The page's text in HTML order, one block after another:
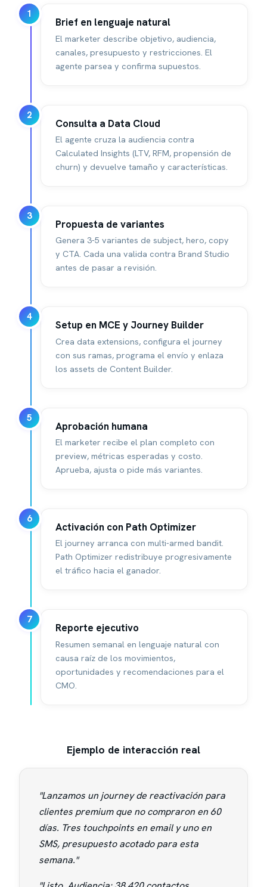
1
Brief en lenguaje natural
El marketer describe objetivo, audiencia,
canales, presupuesto y restricciones. El
agente parsea y confirma supuestos.
2
Consulta a Data Cloud
El agente cruza la audiencia contra
Calculated Insights (LTV, RFM, propensión de
churn) y devuelve tamaño y características.
3
Propuesta de variantes
Genera 3-5 variantes de subject, hero, copy
y CTA. Cada una valida contra Brand Studio
antes de pasar a revisión.
4
Setup en MCE y Journey Builder
Crea data extensions, configura el journey
con sus ramas, programa el envío y enlaza
los assets de Content Builder.
5
Aprobación humana
El marketer recibe el plan completo con
preview, métricas esperadas y costo.
Aprueba, ajusta o pide más variantes.
6
Activación con Path Optimizer
El journey arranca con multi-armed bandit.
Path Optimizer redistribuye progresivamente
el tráfico hacia el ganador.
7
Reporte ejecutivo
Resumen semanal en lenguaje natural con
causa raíz de los movimientos,
oportunidades y recomendaciones para el
CMO.
Ejemplo de interacción real
"Lanzamos un journey de reactivación para
clientes premium que no compraron en 60
días. Tres touchpoints en email y uno en
SMS, presupuesto acotado para esta
semana."